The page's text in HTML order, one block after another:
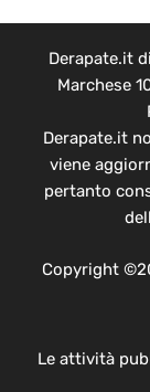
Derapate.it
Marchese
Derapate.it
viene
pertanto
Copyright
Le attività